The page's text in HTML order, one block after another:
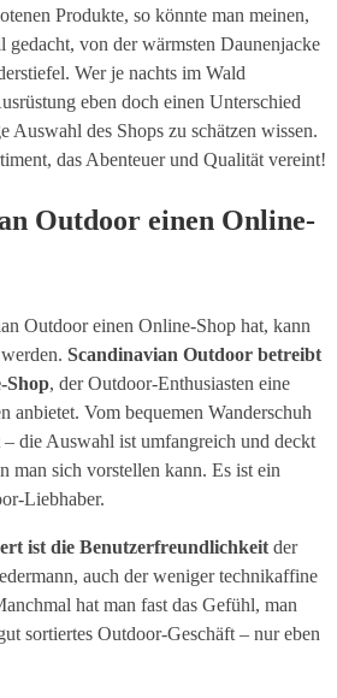
Produkte, so könnte man meinen,
gedacht, von der wärmsten Daunenjacke
Wer je nachts im Wald
eben doch einen Unterschied
Auswahl des Shops zu schätzen wissen.
das Abenteuer und Qualität vereint!
Outdoor einen Online-
Outdoor einen Online-Shop hat, kann
Scandinavian Outdoor betreibt
Shop, der Outdoor-Enthusiasten eine
anbietet. Vom bequemen Wanderschuh
die Auswahl ist umfangreich und deckt
man sich vorstellen kann. Es ist ein
Liebhaber.
ist die Benutzerfreundlichkeit der
auch der weniger technikaffine
hat man fast das Gefühl, man
sortiertes Outdoor-Geschäft – nur eben